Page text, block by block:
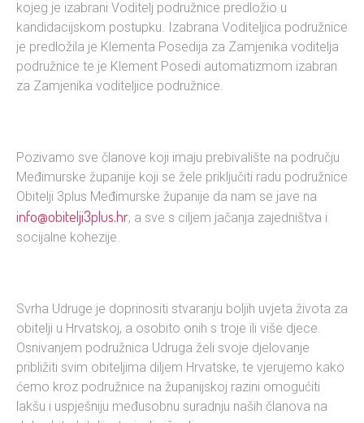
kojeg je izabrani Voditelj podružnice predložio u
kandidacijskom postupku. Izabrana Voditeljica podružnice
je predložila je Klementa Posedija za Zamjenika voditelja
podružnice te je Klement Posedi automatizmom izabran
za Zamjenika voditeljice podružnice.
Pozivamo sve članove koji imaju prebivalište na području
Međimurske županije koji se žele priključiti radu podružnice
Obitelji 3plus Međimurske županije da nam se jave na
info@obitelji3plus.hr, a sve s ciljem jačanja zajedništva i
socijalne kohezije.
Svrha Udruge je doprinositi stvaranju boljih uvjeta života za
obitelji u Hrvatskoj, a osobito onih s troje ili više djece.
Osnivanjem podružnica Udruga želi svoje djelovanje
približiti svim obiteljima diljem Hrvatske, te vjerujemo kako
ćemo kroz podružnice na županijskoj razini omogućiti
lakšu i uspješniju međusobnu suradnju naših članova na